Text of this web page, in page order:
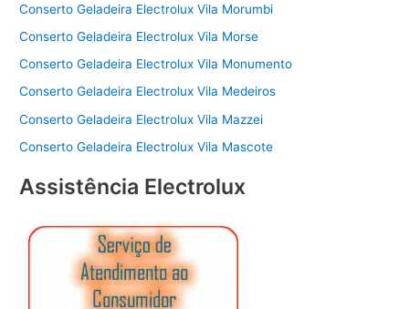
Conserto Geladeira Electrolux Vila Morumbi
Conserto Geladeira Electrolux Vila Morse
Conserto Geladeira Electrolux Vila Monumento
Conserto Geladeira Electrolux Vila Medeiros
Conserto Geladeira Electrolux Vila Mazzei
Conserto Geladeira Electrolux Vila Mascote
Assistência Electrolux